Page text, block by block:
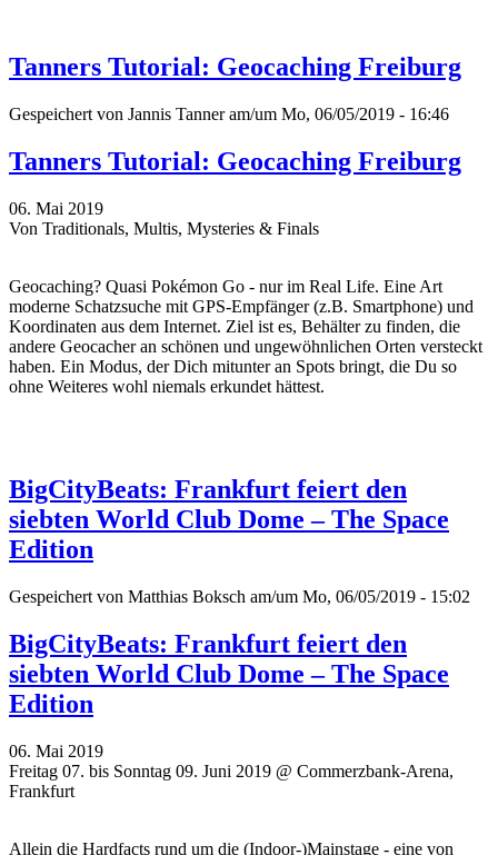
Tanners Tutorial: Geocaching Freiburg
Gespeichert von Jannis Tanneram/um Mo, 06/05/2019 - 16:46
Tanners Tutorial: Geocaching Freiburg
06. Mai 2019
Von Traditionals, Multis, Mysteries & Finals
Geocaching? Quasi Pokémon Go - nur im Real Life. Eine Art
moderne Schatzsuche mit GPS-Empfänger (z.B. Smartphone) und
Koordinaten aus dem Internet. Ziel ist es, Behälter zu finden, die
andere Geocacher an schönen und ungewöhnlichen Orten versteckt
haben. Ein Modus, der Dich mitunter an Spots bringt, die Du so
ohne Weiteres wohl niemals erkundet hättest.
BigCityBeats: Frankfurt feiert den
siebten World Club Dome – The Space
Edition
Gespeichert von Matthias Boksch am/um Mo, 06/05/2019 - 15:02
BigCityBeats: Frankfurt feiert den
siebten World Club Dome – The Space
Edition
06. Mai 2019
Freitag 07. bis Sonntag 09. Juni 2019 @ Commerzbank-Arena,
Frankfurt
Allein die Hardfacts rund um die (Indoor-)Mainstage - eine von